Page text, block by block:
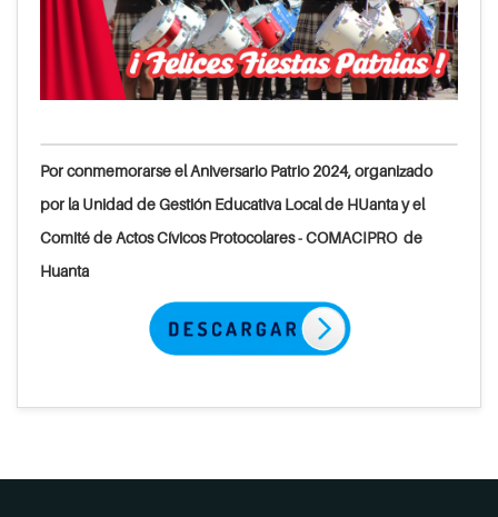
Por conmemorarse el Aniversario Patrio 2024, organizado
por la Unidad de Gestión Educativa Local de HUanta y el
Comité de Actos Cívicos Protocolares - COMACIPRO de
Huanta